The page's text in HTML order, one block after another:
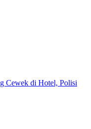
Cewek di Hotel, Polisi